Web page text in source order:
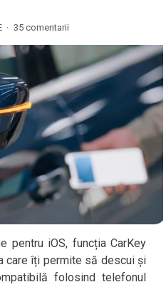
· 35 comentarii
pentru iOS, funcția CarKey
care îți permite să descui și
folosind telefonul